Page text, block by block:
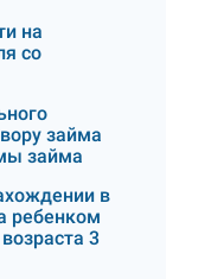
на
со
займа
займа
в
ребенком
3